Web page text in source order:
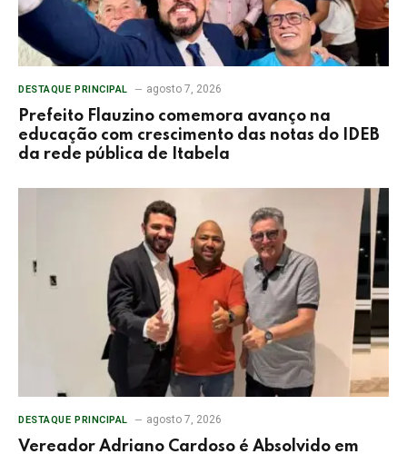
DESTAQUE PRINCIPAL agosto 7, 2026
Prefeito Flauzino comemora avanço na
educação com crescimento das notas do IDEB
da rede pública de Itabela
DESTAQUE PRINCIPAL agosto 7, 2026
Vereador Adriano Cardoso é Absolvido em